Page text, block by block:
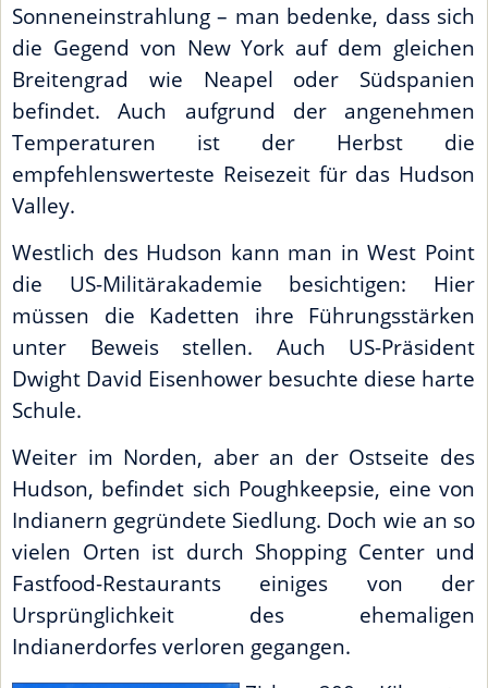
Sonneneinstrahlung – man bedenke, dass sich
die Gegend von New York auf dem gleichen
Breitengrad wie Neapel oder Südspanien
befindet. Auch aufgrund der angenehmen
Temperaturen ist der Herbst die
empfehlenswerteste Reisezeit für das Hudson
Valley.
Westlich des Hudson kann man in West Point
die US-Militärakademie besichtigen: Hier
müssen die Kadetten ihre Führungsstärken
unter Beweis stellen. Auch US-Präsident
Dwight David Eisenhower besuchte diese harte
Schule.
Weiter im Norden, aber an der Ostseite des
Hudson, befindet sich Poughkeepsie, eine von
Indianern gegründete Siedlung. Doch wie an so
vielen Orten ist durch Shopping Center und
Fastfood-Restaurants einiges von der
Ursprünglichkeit des ehemaligen
Indianerdorfes verloren gegangen.